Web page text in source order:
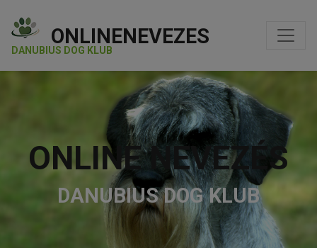
ONLINENEVEZES
DANUBIUS DOG KLUB
ONLINE NEVEZÉS
DANUBIUS DOG KLUB